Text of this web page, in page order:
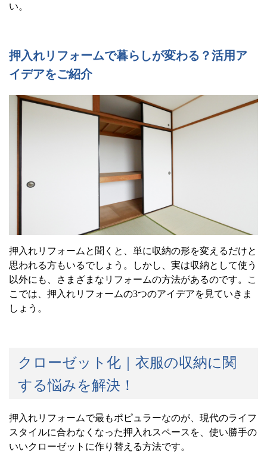
い。
押入れリフォームで暮らしが変わる？活用ア
イデアをご紹介
押入れリフォームと聞くと、単に収納の形を変えるだけと
思われる方もいるでしょう。しかし、実は収納として使う
以外にも、さまざまなリフォームの方法があるのです。こ
こでは、押入れリフォームの3つのアイデアを見ていきま
しょう。
クローゼット化｜衣服の収納に関
する悩みを解決！
押入れリフォームで最もポピュラーなのが、現代のライフ
スタイルに合わなくなった押入れスペースを、使い勝手の
いいクローゼットに作り替える方法です。